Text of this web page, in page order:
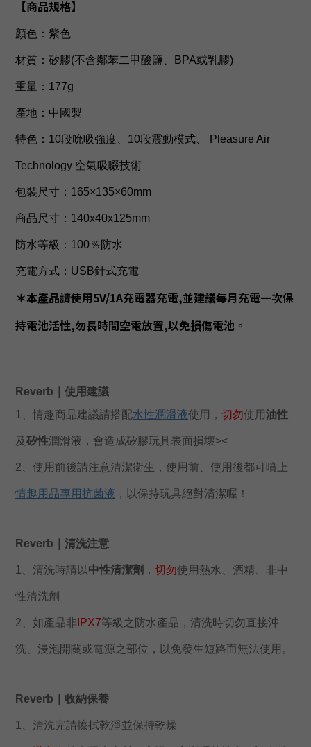
【商品規格】
顏色： 紫色
材質： 矽膠(不含鄰苯二甲酸鹽、BPA或乳膠)
重量： 177g
產地：中國製
特色： 10段吮吸強度、 10段震動模式、 Pleasure Air
Technology 空氣吸啜技術
包裝尺寸：165×135×60mm
商品尺寸： 140x40x125mm
防水等級： 100％防水
充電方式：USB針式充電
＊本產品請使用5V/1A充電器充電,並建議每月充電一次保
持電池活性,勿長時間空電放置,以免損傷電池。
Reverb ｜使用建議
1、情趣商品建議請搭配水性潤滑液使用， 切勿使用油性
及矽性潤滑液，會造成矽膠玩具表面損壞><
2、使用前後請注意清潔衛生，使用前、使用後都可噴上
情趣用品專用抗菌液 ，以保持玩具絕對清潔喔！
Reverb｜清洗注意
1、清洗時請以中性清潔劑 ， 切勿使用熱水、酒精、非中
性清洗劑
2、如產品非 IPX7等級之防水產品，清洗時切勿直接沖
洗、浸泡開關或電源之部位，以免發生短路而無法使用。
Reverb｜收納保養
1、清洗完請擦拭乾淨並保持乾燥